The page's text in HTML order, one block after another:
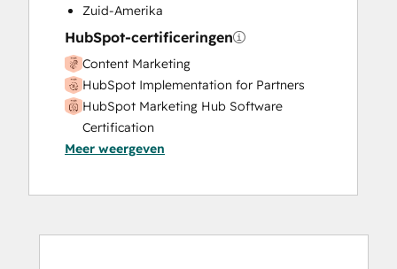
Sales Enablement
Search Engine Optimization
Social Media
Video Production
Website Design
Website Development
Website Migration
Zuid-Amerika
HubSpot-certificeringen
Content Marketing
HubSpot Implementation for Partners
HubSpot Marketing Hub Software
Certification
HubSpot Solutions Partner
Sales Enablement
Meer weergeven